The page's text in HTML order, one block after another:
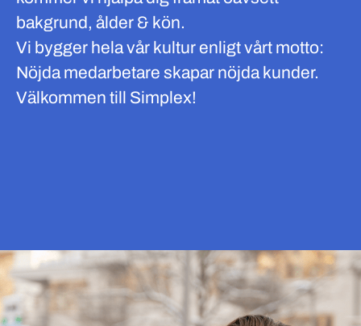
bakgrund, ålder & kön.
Vi bygger hela vår kultur enligt vårt motto:
Nöjda medarbetare skapar nöjda kunder.
Välkommen till Simplex!